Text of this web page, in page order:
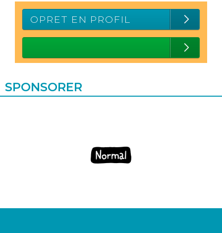
OPRET EN PROFIL
SPONSORER